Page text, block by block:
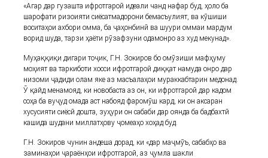
«Агар дар гузашта ифротгароӣ идеали чанд нафар буд, ҳоло ба
шарофати ризоияти сиёсатмадорони бемасъулият, ва кӯшиши
воситаҳои ахбори омма, ба ҷаҳонбинӣ ва шуури оммаи мардум
ворид шуда, тарзи ҳаёти рӯзафзуни одамонро аз худ мекунад».
Муҳаққиқи дигари тоҷик, Г.Н. Зокиров бо омӯзиши мафҳуму
моҳият ва таркиботи хосси ифротгароӣ диққат намуда онро дар
низоми ҷадиди олам яке аз масъалаҳои мураккабтарин медонад.
Ӯ қайд менамояд, ки новобаста аз он, ки ифротгароӣ дар кадом
соҳа ба вуҷуд омада аст набояд фаромӯш кард, ки он аксаран
хусусияти сиёсӣ дошта, зуҳури он сабаби дар оянда ба бадбахтӣ
кашида шудани миллатҳову ҷомеаҳо хоҳад буд.
Г.Н. Зокиров чунин андеша дорад, ки «дар маҷмӯъ, сабабҳо ва
заминаҳои ҷараёнҳои ифротгароӣ, аз ҷумла шакли